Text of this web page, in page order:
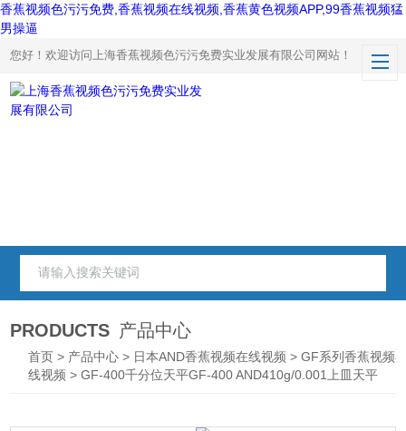
香蕉视频色污污免费,香蕉视频在线视频,香蕉黄色视频APP,99香蕉视频猛
男操逼
您好！欢迎访问上海香蕉视频色污污免费实业发展有限公司网站！
PRODUCTS 产品中心
首页 > 产品中心 > 日本AND香蕉视频在线视频 >GF系列香蕉视频
线视频 > GF-400千分位天平GF-400 AND410g/0.001上皿天平